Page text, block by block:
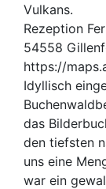
Vulkans.
Rezeption
54558
https://
Idyllisch
das
den tiefsten
uns eine
war ein